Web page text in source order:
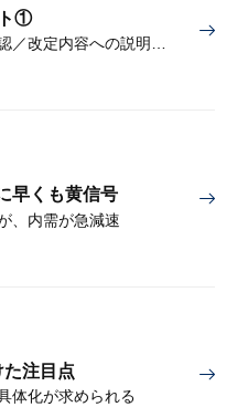
ト①
高市政権はより緩慢な引上げを容認／改定内容への説明責任が焦点
早くも黄信号
、内需が急減速
注目点
体化が求められる